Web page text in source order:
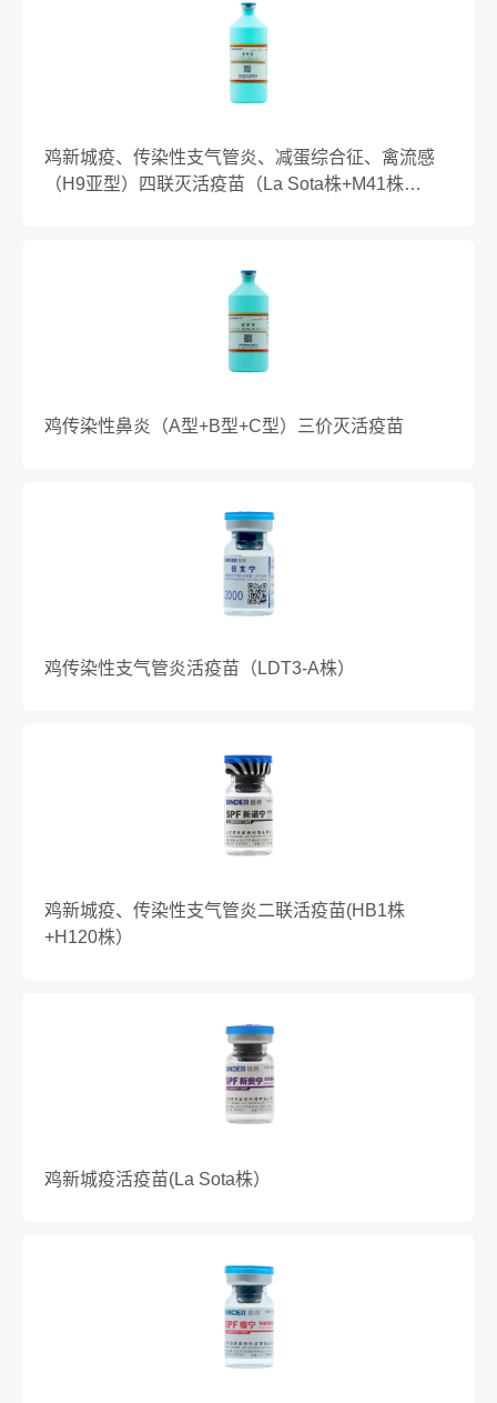
鸡新城疫、传染性支气管炎、减蛋综合征、禽流感
（H9亚型）四联灭活疫苗（La Sota株+M41株
鸡传染性鼻炎（A型+B型+C型）三价灭活疫苗
鸡传染性支气管炎活疫苗（LDT3-A株）
鸡新城疫、传染性支气管炎二联活疫苗(HB1株
+H120株）
鸡新城疫活疫苗(La Sota株）